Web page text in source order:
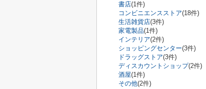
書店(1件)
コンビニエンスストア(18件)
生活雑貨店(3件)
家電製品(1件)
インテリア(2件)
ショッピングセンター(3件)
ドラッグストア(3件)
ディスカウントショップ(2件)
酒屋(1件)
その他(2件)